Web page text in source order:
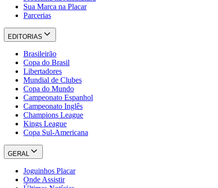
Sua Marca na Placar
Parcerias
EDITORIAS
Brasileirão
Copa do Brasil
Libertadores
Mundial de Clubes
Copa do Mundo
Campeonato Espanhol
Campeonato Inglês
Champions League
Kings League
Copa Sul-Americana
GERAL
Joguinhos Placar
Onde Assistir